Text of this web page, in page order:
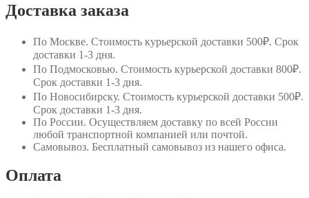
Доставка заказа
По Москве. Стоимость курьерской доставки 500₽. Срок
доставки 1-3 дня.
По Подмосковью. Стоимость курьерской доставки 800₽.
Срок доставки 1-3 дня.
По Новосибирску. Стоимость курьерской доставки 500₽.
Срок доставки 1-3 дня.
По России. Осуществляем доставку по всей России
любой транспортной компанией или почтой.
Самовывоз. Бесплатный самовывоз из нашего офиса.
Оплата